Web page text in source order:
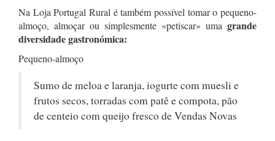
Na Loja Portugal Rural é também possível tomar o pequeno-
almoço, almoçar ou simplesmente «petiscar» uma grande
diversidade gastronómica:
Pequeno-almoço
Sumo de meloa e laranja, iogurte com muesli e
frutos secos, torradas com patê e compota, pão
de centeio com queijo fresco de Vendas Novas